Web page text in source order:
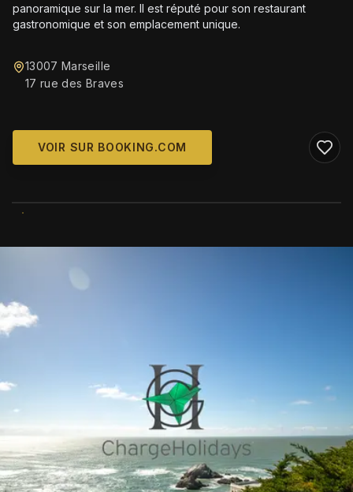
panoramique sur la mer. Il est réputé pour son restaurant
gastronomique et son emplacement unique.
13007 Marseille
17 rue des Braves
VOIR SUR BOOKING.COM